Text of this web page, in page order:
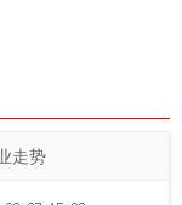
走势